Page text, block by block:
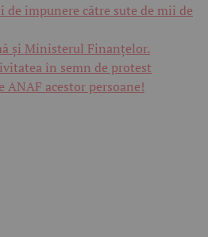
impunere către sute de mii de
și Ministerul Finanțelor.
în semn de protest
ANAF acestor persoane!